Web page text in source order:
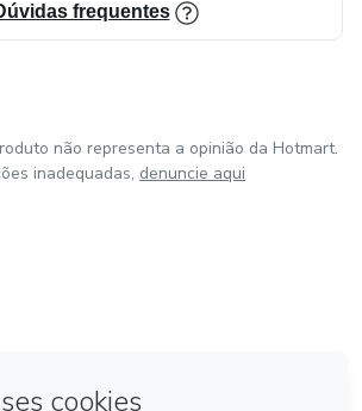
frequentes
não representa a opinião da Hotmart.
inadequadas, denuncie aqui
do México